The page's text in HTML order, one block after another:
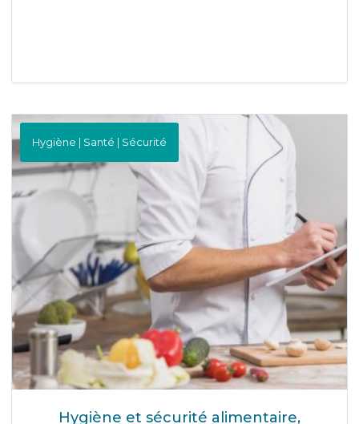
Hygiène | Santé | Sécurité
Hygiène et sécurité alimentaire,